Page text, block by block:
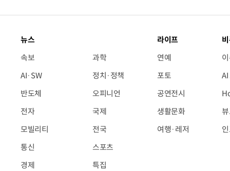
뉴스
속보
AI·SW
반도체
전자
모빌리티
통신
경제
과학
정치·정책
오피니언
국제
전국
스포츠
특집
라이프
연예
포토
공연전시
생활문화
여행·레저